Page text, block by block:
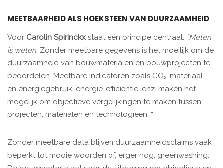
MEETBAARHEID ALS HOEKSTEEN VAN DUURZAAMHEID
Voor Carolin Spirinckx staat één principe centraal: “Meten
is weten. Zonder meetbare gegevens is het moeilijk om de
duurzaamheid van bouwmaterialen en bouwprojecten te
beoordelen. Meetbare indicatoren zoals CO₂-materiaal-
en energiegebruik, energie-efficiëntie, enz. maken het
mogelijk om objectieve vergelijkingen te maken tussen
projecten, materialen en technologieën. “
Zonder meetbare data blijven duurzaamheidsclaims vaak
beperkt tot mooie woorden of, erger nog, greenwashing.